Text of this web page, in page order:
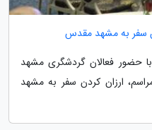
سفر به مشهد مقدس
حضور فعالان گردشگری مشهد
ارزان کردن سفر به مشهد